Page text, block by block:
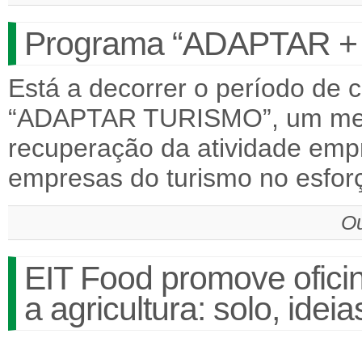
Programa “ADAPTAR
Está a decorrer o período de
“ADAPTAR TURISMO”, um
recuperação da atividade
empresas do turismo no
EIT Food promove
a agricultura: solo,